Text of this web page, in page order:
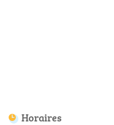
Horaires